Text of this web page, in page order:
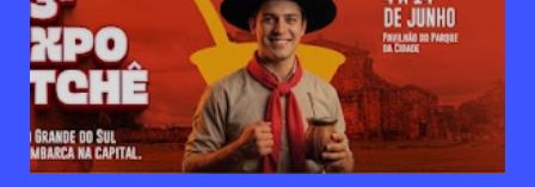
Empresas apostam em iniciativas de
felicidade corporativa pa...
June 09, 2023
UNCATEGORIZED
Lawtech gaúcha ajuda advogados a
organizarem sua vida financ...